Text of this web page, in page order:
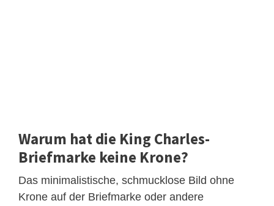
Warum hat die King Charles-
Briefmarke keine Krone?
Das minimalistische, schmucklose Bild ohne
Krone auf der Briefmarke oder andere